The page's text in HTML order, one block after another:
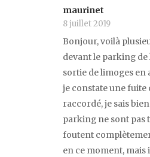
maurinet
8 juillet 2019
Bonjour, voilà
devant le parking de
sortie de limoges en
je constate une fuite
raccordé, je sais
parking ne sont pas
foutent
en ce moment, mais